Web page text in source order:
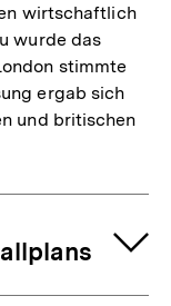
wirtschaftlich
wurde das
stimmte
ergab sich
und britischen